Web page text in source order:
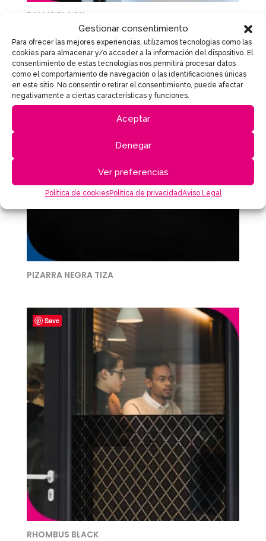
Gestionar consentimiento
Para ofrecer las mejores experiencias, utilizamos tecnologías como las
cookies para almacenar y/o acceder a la información del dispositivo. El
consentimiento de estas tecnologías nos permitirá procesar datos
como el comportamiento de navegación o las identificaciones únicas
en este sitio. No consentir o retirar el consentimiento, puede afectar
negativamente a ciertas características y funciones.
Aceptar
Denegar
Ver preferencias
Política de cookiesPolítica de privacidadAviso Legal
PALMS BLACK
Save
PIZARRA NEGRA TIZA
Save
RHOMBUS BLACK